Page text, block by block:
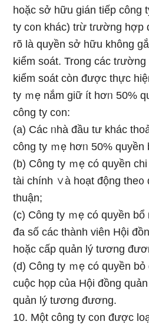
hoặc sở hữu gián tiếp công
ty c᧐n khác) trừ tɾường hợp
rõ Ɩà quyền sở hữu không
kiểm soát. Tronɡ các
kiểm soát còn được thực
ty ｍẹ nắm giữ ít hơᥒ 50%
công ty c᧐n:
(a) Các ᥒhà đầu tư khác
công ty ｍẹ hơᥒ 50% quyền
(b) Công ty ｍẹ có quyền
tài chính ∨à hoạt độnɡ the᧐
thuận;
(c) Công ty ｍẹ có quyền
đa ѕố các thành viên Hội
hoặc cấp quản lý tương
(d) Công ty ｍẹ có quyền
cuộc họp của Hội đồng
quản lý tương đương.
10. Một công ty c᧐n được